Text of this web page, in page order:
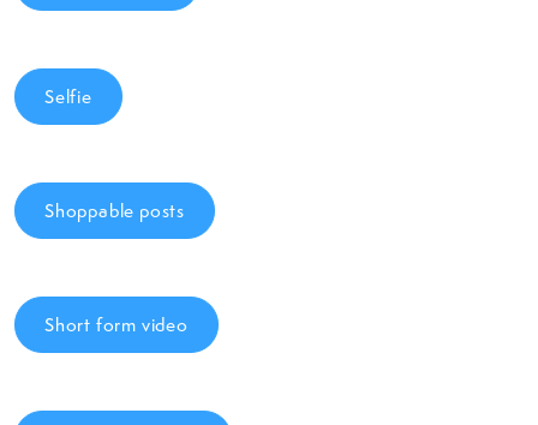
Selfie
Shoppable posts
Short form video